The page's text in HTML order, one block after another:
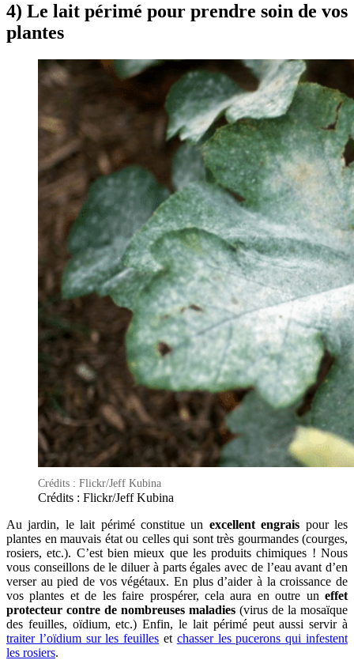
4) Le lait périmé pour prendre soin de vos
plantes
Crédits : Flickr/Jeff Kubina
Crédits : Flickr/Jeff Kubina
Au jardin, le lait périmé constitue un excellent engrais pour les
plantes en mauvais état ou celles qui sont très gourmandes (courges,
rosiers, etc.). C’est bien mieux que les produits chimiques ! Nous
vous conseillons de le diluer à parts égales avec de l’eau avant d’en
verser au pied de vos végétaux. En plus d’aider à la croissance de
vos plantes et de les faire prospérer, cela aura en outre un effet
protecteur contre de nombreuses maladies (virus de la mosaïque
des feuilles, oïdium, etc.) Enfin, le lait périmé peut aussi servir à
traiter l’oïdium sur les feuilles et chasser les pucerons qui infestent
les rosiers.